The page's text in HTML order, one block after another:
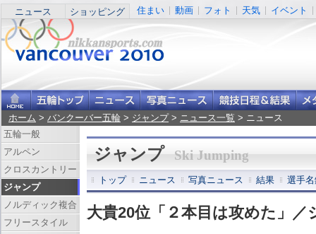
ニュース ショッピング 住まい 動画 フォト 天気 イベント
ホーム > バンクーバー五輪 > ジャンプ> ニュース一覧 > ニュース
ジャンプ Ski Jumping
トップ ニュース 写真ニュース 結果 選手
大貴20位「２本目は攻めた」／
五輪一般
アルペン
クロスカントリー
ジャンプ
ノルディック複合
フリースタイル